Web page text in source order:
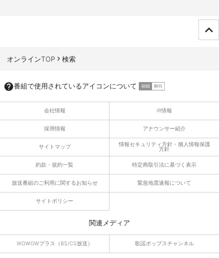
オンラインTOP
検索
番組で使用されているアイコンについて
会社情報 IR情報
採用情報 アナウンサー紹介
サイトマップ 情報セキュリティ方針・個人情報保護
方針
約款・規約一覧 特定商取引法に基づく表示
放送番組のご利用に関するお知らせ 緊急地震速報について
サイトポリシー
関連メディア
WOWOWプラス（BS/CS放送） 歌謡ポップスチャンネル